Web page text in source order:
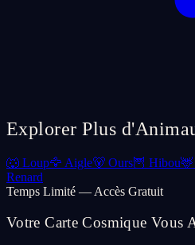
Explorer Plus
🐺 Loup🦅 Aigle🐻 Ours🦉 Hibou🦌
Renard
Temps Limité — Accès Gratuit
Votre Carte Cosmique Vous